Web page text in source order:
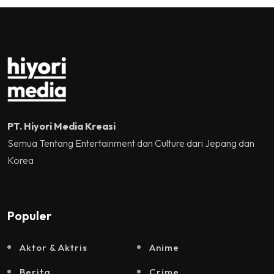
Jakarta, Mataloka Live,
PT. Hiyori Media Kreasi
Semua Tentang Entertainment dan Culture dari Jepang dan
Korea
Populer
Aktor & Aktris Anime